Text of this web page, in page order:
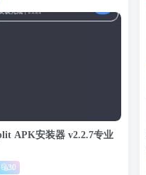
APK安装器 v2.2.7专业
30